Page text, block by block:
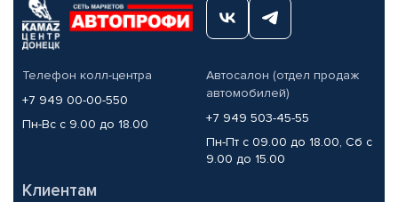
Телефон колл-центра
+7 949 00-00-550
Пн-Вс с 9.00 до 18.00
Автосалон (отдел продаж
автомобилей)
+7 949 503-45-55
Пн-Пт с 09.00 до 18.00, Сб с
9.00 до 15.00
Клиентам